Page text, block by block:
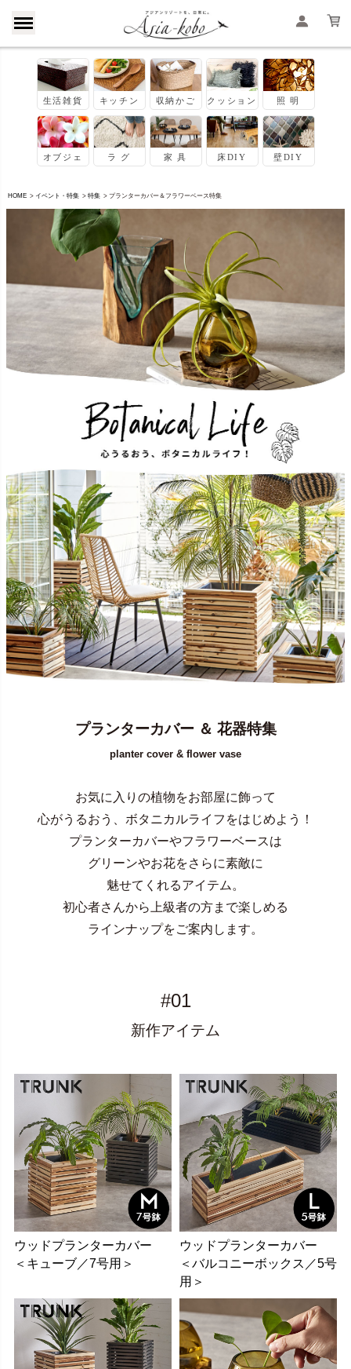
HOME イベント・特集 特集 プランターカバー＆フラワーベース特集
プランターカバー ＆ 花器特集
planter cover & flower vase
お気に入りの植物をお部屋に飾って
心がうるおう、ボタニカルライフをはじめよう！
プランターカバーやフラワーベースは
グリーンやお花をさらに素敵に
魅せてくれるアイテム。
初心者さんから上級者の方まで楽しめる
ラインナップをご案内します。
#01
新作アイテム
ウッドプランターカバー
＜キューブ／7号用＞
ウッドプランターカバー
＜バルコニーボックス／5号
用＞